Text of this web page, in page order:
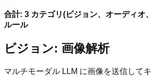
合計: 3 カテゴリ(ビジョン、オーディオ
ルール
ビジョン: 画像解析
マルチモーダル LLM に画像を送信して